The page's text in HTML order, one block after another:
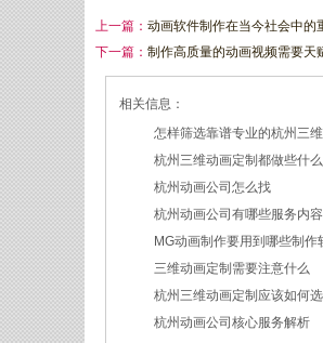
上一篇： 动画软件制作在当今社会中的
下一篇： 制作高质量的动画视频需要天
相关信息：
怎样筛选靠谱专业的杭州三
2026/07/21
杭州三维动画定制都做些什
2026/03/19
杭州动画公司怎么找
2026/03/12
杭州动画公司有哪些服务内容
2026/03/09
MG动画制作要用到哪些制作
2026/02/24
三维动画定制需要注意什么
2026/02/09
杭州三维动画定制应该如何
2026/01/30
杭州动画公司核心服务解析